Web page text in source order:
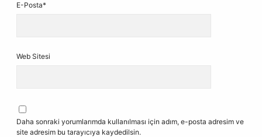
E-Posta*
Web Sitesi
Daha sonraki yorumlarımda kullanılması için adım, e-posta adresim ve
site adresim bu tarayıcıya kaydedilsin.